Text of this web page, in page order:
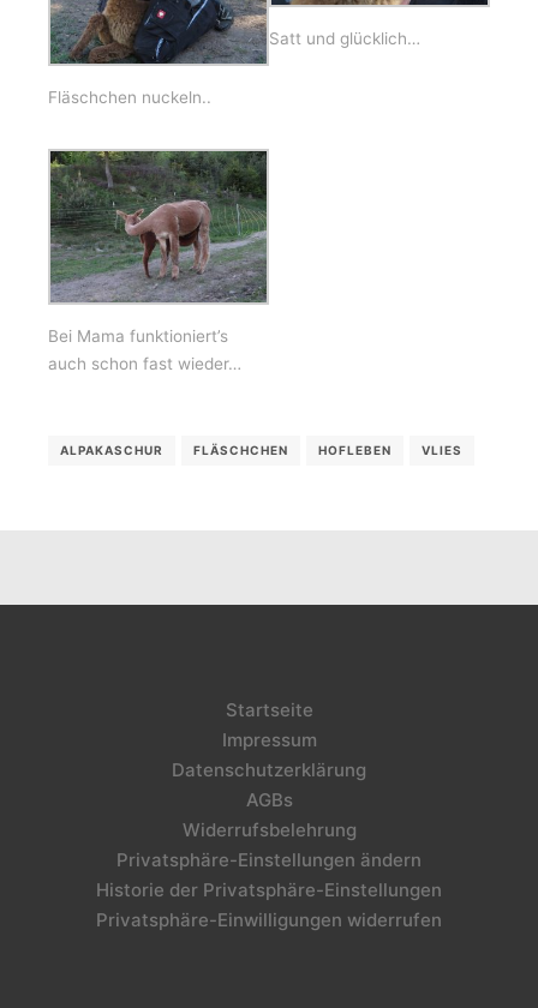
Fläschchen nuckeln..
Satt und glücklich…
Bei Mama funktioniert’s
auch schon fast wieder…
ALPAKASCHUR FLÄSCHCHEN HOFLEBEN VLIES
Startseite
Impressum
Datenschutzerklärung
AGBs
Widerrufsbelehrung
Privatsphäre-Einstellungen ändern
Historie der Privatsphäre-Einstellungen
Privatsphäre-Einwilligungen widerrufen